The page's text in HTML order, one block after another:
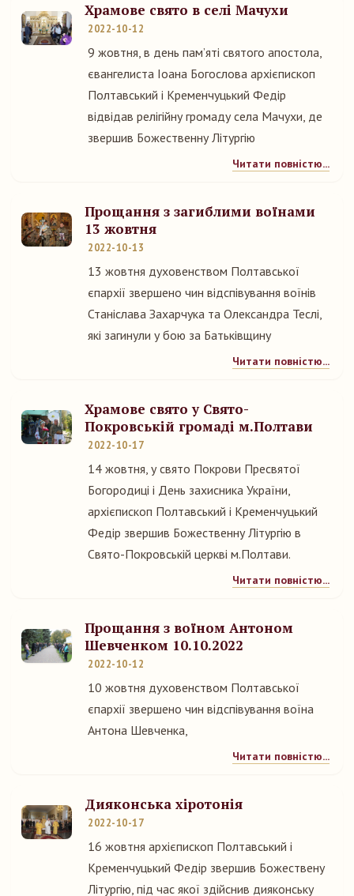
Храмове свято в селі Мачухи
2022-10-12
9 жовтня, в день пам’яті святого апостола,
євангелиста Іоана Богослова архієпископ
Полтавський і Кременчуцький Федір
відвідав релігійну громаду села Мачухи, де
звершив Божественну Літургію
Читати повністю...
Прощання з загиблими воїнами
13 жовтня
2022-10-13
13 жовтня духовенством Полтавської
єпархії звершено чин відспівування воїнів
Станіслава Захарчука та Олександра Теслі,
які загинули у бою за Батьківщину
Читати повністю...
Храмове свято у Свято-
Покровській громаді м.Полтави
2022-10-17
14 жовтня, у свято Покрови Пресвятої
Богородиці і День захисника України,
архієпископ Полтавський і Кременчуцький
Федір звершив Божественну Літургію в
Свято-Покровській церкві м.Полтави.
Читати повністю...
Прощання з воїном Антоном
Шевченком 10.10.2022
2022-10-12
10 жовтня духовенством Полтавської
єпархії звершено чин відспівування воїна
Антона Шевченка,
Читати повністю...
Дияконська хіротонія
2022-10-17
16 жовтня архієпископ Полтавський і
Кременчуцький Федір звершив Божествену
Літургію, під час якої здійснив дияконську